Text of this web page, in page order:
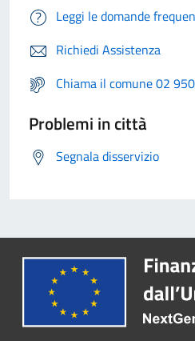
Leggi le domande
Richiedi Assistenza
Chiama il comune 02
Problemi in città
Segnala disservizio